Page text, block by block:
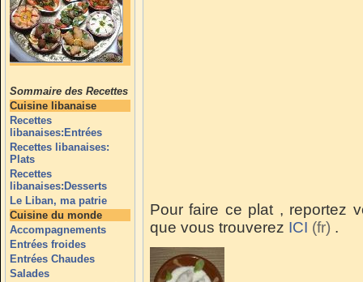
Sommaire des Recettes
Cuisine libanaise
Recettes
libanaises:Entrées
Recettes libanaises:
Plats
Recettes
libanaises:Desserts
Le Liban, ma patrie
Cuisine du monde
Accompagnements
Entrées froides
Entrées Chaudes
Salades
Pour faire ce plat , reportez
que vous trouverez ICI .